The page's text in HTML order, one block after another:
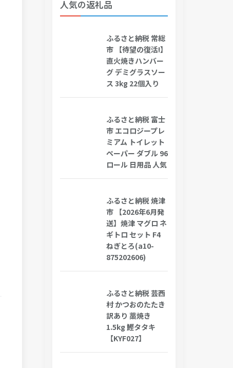
人気の返礼品
ふるさと納税 常総
市 【待望の復活!】
直火焼きハンバー
グ デミグラスソー
ス 3kg 22個入り
ふるさと納税 富士
市 エコロジープレ
ミアム トイレット
ペーパー ダブル 96
ロール 日用品 人気
ふるさと納税 焼津
市 【2026年6月発
送】焼津 マグロ ネ
ギトロ セット F4
ねぎとろ(a10-
875202606)
ふるさと納税 芸西
村 かつおのたたき
訳あり 藁焼き
1.5kg 鰹タタキ
【KYF027】